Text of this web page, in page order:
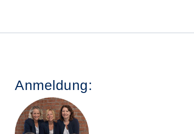
Anmeldung: